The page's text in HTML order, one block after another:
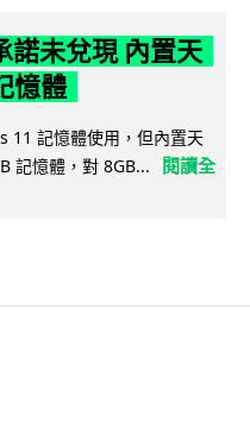
未兌現 內置天
憶體
11 記憶體使用，但內置天
記憶體，對 8GB...
閱讀全